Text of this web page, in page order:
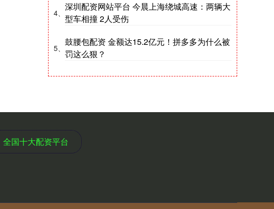
4、
深圳配资网站平台 今晨上海绕城高速：两辆大
型车相撞 2人受伤
5、
鼓腰包配资 金额达15.2亿元！拼多多为什么被
罚这么狠？
全国十大配资平台